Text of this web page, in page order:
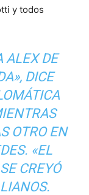
y todos
ALEX DE
DICE
OTRO EN
«EL
CREYÓ